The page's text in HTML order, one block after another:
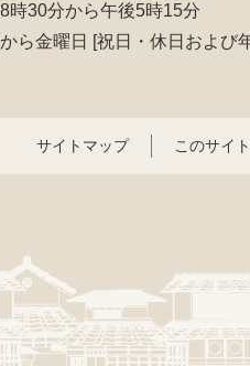
時30分から午後5時15分
ら金曜日 [祝日・休日および
サイトマップ このサイ